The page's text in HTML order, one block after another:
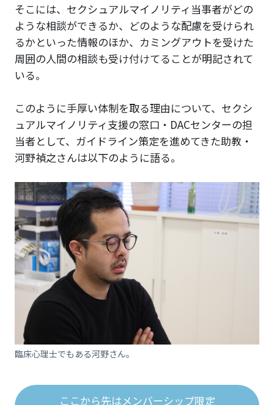
そこには、セクシュアルマイノリティ当事者がどの
ような相談ができるか、どのような配慮を受けられ
るかといった情報のほか、カミングアウトを受けた
周囲の人間の相談も受け付けてることが明記されて
いる。
このように手厚い体制を取る理由について、セクシ
ュアルマイノリティ支援の窓口・DACセンターの担
当者として、ガイドライン策定を進めてきた助教・
河野禎之さんは以下のように語る。
臨床心理士でもある河野さん。
ここから先はメンバーシップ限定